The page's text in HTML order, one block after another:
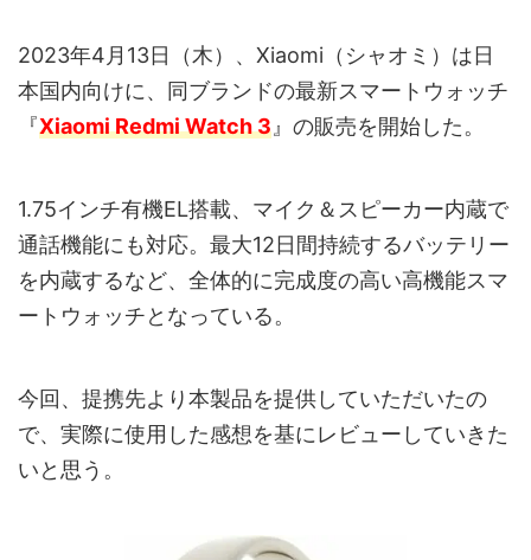
2023年4月13日（木）、Xiaomi（シャオミ）は日
本国内向けに、同ブランドの最新スマートウォッチ
『Xiaomi Redmi Watch 3』の販売を開始した。
1.75インチ有機EL搭載、マイク＆スピーカー内蔵で
通話機能にも対応。最大12日間持続するバッテリー
を内蔵するなど、全体的に完成度の高い高機能スマ
ートウォッチとなっている。
今回、提携先より本製品を提供していただいたの
で、実際に使用した感想を基にレビューしていきた
いと思う。